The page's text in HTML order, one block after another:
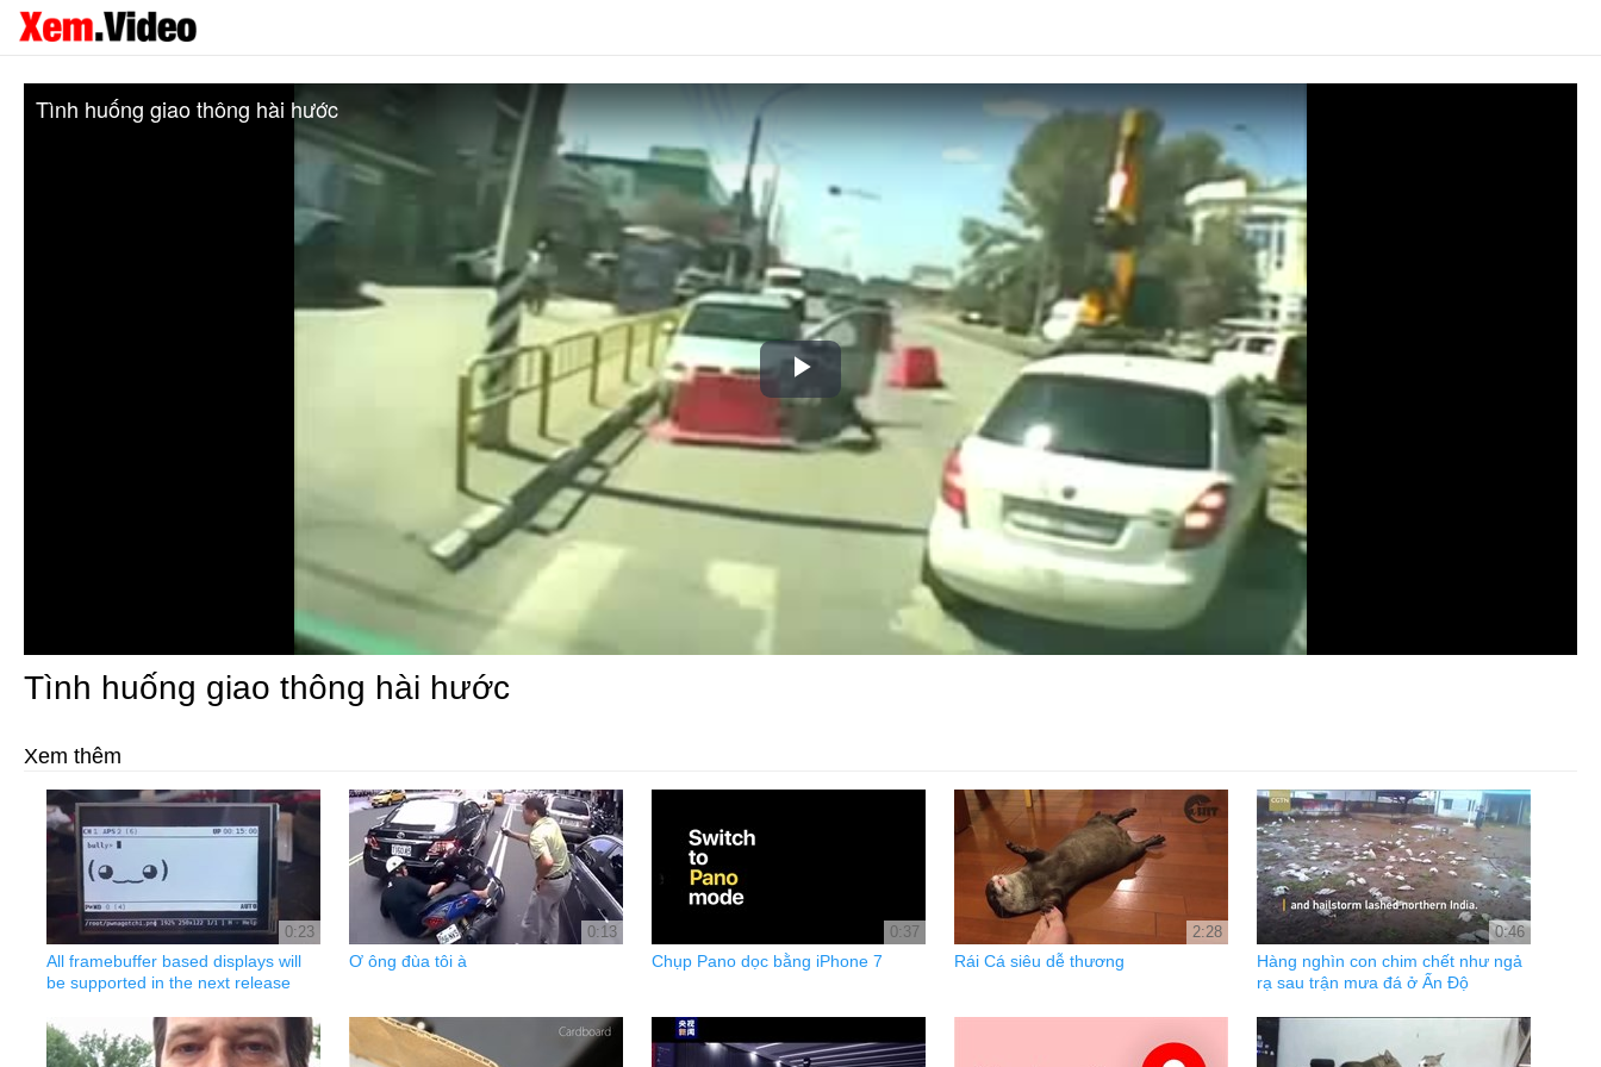
Play
Video
Tình huống giao thông hài hước
Tình huống giao thông hài hước
Xem thêm
0:23
All framebuffer based displays will
be supported in the next release
0:13
Ơ ông đùa tôi à
0:37
Chụp Pano dọc bằng iPhone 7
2:28
Rái Cá siêu dễ thương
0:46
Hàng nghìn con chim chết như ngả
rạ sau trận mưa đá ở Ấn Độ